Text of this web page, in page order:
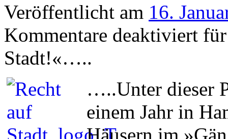
Veröffentlicht am 16.
Kommentare deaktiviert
Stadt!«…..
…..Unter dieser
einem Jahr in
Häusern im